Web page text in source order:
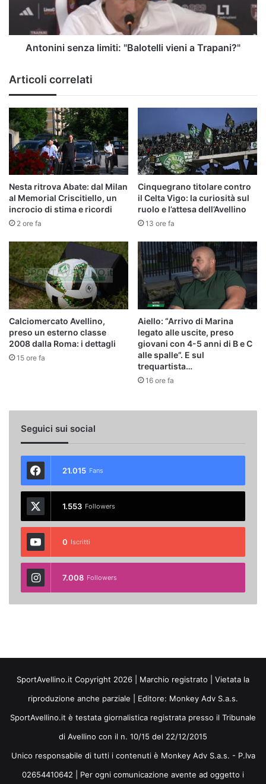
Trapani?"
Antonini senza limiti: "Balotelli vieni a Trapani?"
Articoli correlati
Nesta ritrova Abate: dal Milan
al Memorial Criscitiello, un
incrocio di stima e ricordi
2 ore fa
Cinquegrano titolare contro
il Celta Vigo: la curiosità sul
ruolo e l’attesa dell’Avellino
13 ore fa
Calciomercato Avellino,
preso un esterno classe
2008 dalla Roma: i dettagli
15 ore fa
Aiello: “Arrivo di Marina
legato alle uscite, preso
giovani con 4-5 anni di B e C
alle spalle”. E sul
trequartista…
16 ore fa
Seguici sui social
21.015 Fans
1.553 Followers
0 Iscritti
7.008 Followers
SportAvellino.it Copyright 2026 | Marchio registrato | Vietata la
riproduzione anche parziale | Editore: Monkey Adv S.a.s.
SportAvellino.it è testata giornalistica registrata presso il Tribunale
di Avellino con il n. 10/15 del 22/12/2015
Unico responsabile di tutti i contenuti è Monkey Adv S.a.s. - P.Iva
02654410642 | Per ogni comunicazione avente ad oggetto i